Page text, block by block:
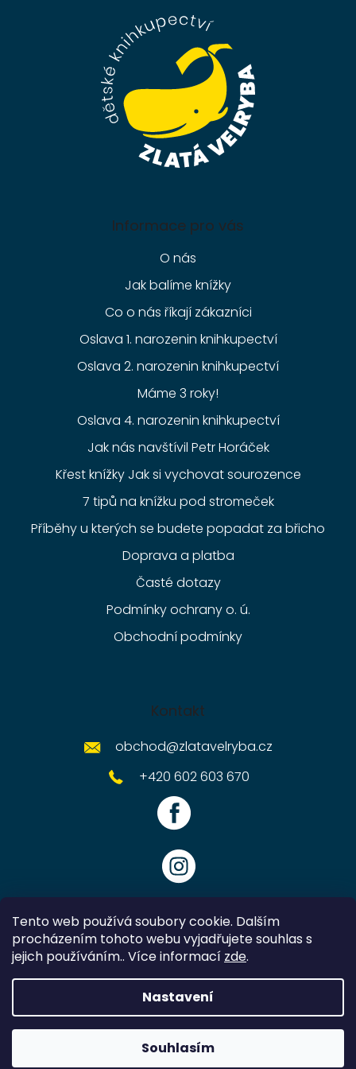
Tento web používá soubory cookie. Dalším
procházením tohoto webu vyjadřujete souhlas s
jejich používáním.. Více informací zde.
Nastavení
Souhlasím
Informace pro vás
O nás
Jak balíme knížky
Co o nás říkají zákazníci
Oslava 1. narozenin knihkupectví
Oslava 2. narozenin knihkupectví
Máme 3 roky!
Oslava 4. narozenin knihkupectví
Jak nás navštívil Petr Horáček
Křest knížky Jak si vychovat sourozence
7 tipů na knížku pod stromeček
Příběhy u kterých se budete popadat za břicho
Doprava a platba
Časté dotazy
Podmínky ochrany o. ú.
Obchodní podmínky
Kontakt
obchod@zlatavelryba.cz
+420 602 603 670
Vytvořil Shoptet
Zlatavelryba.cz. Všechna práva vyhrazena.